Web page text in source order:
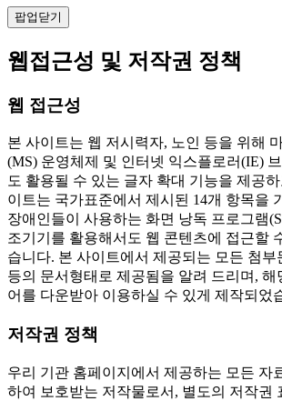
팝업닫기
웹접근성 및 저작권 정책
웹 접근성
본 사이트는 웹 저시력자, 노인 등을 위해
(MS) 운영체제 및 인터넷 익스플로러(IE)
도 활용될 수 있는 글자 확대 기능을 제공
이트는 국가표준에서 제시된 14개 항목을
장애인들이 사용하는 화면 낭독 프로그램
조기기를 활용해서도 웹 콘텐츠에 접근할
습니다. 본 사이트에서 제공되는 모든 첨부
등의 문서형태로 제공됨을 알려 드리며, 해
어를 다운받아 이용하실 수 있게 제작되었
저작권 정책
우리 기관 홈페이지에서 제공하는 모든 자
하여 보호받는 저작물로서, 별도의 저작권